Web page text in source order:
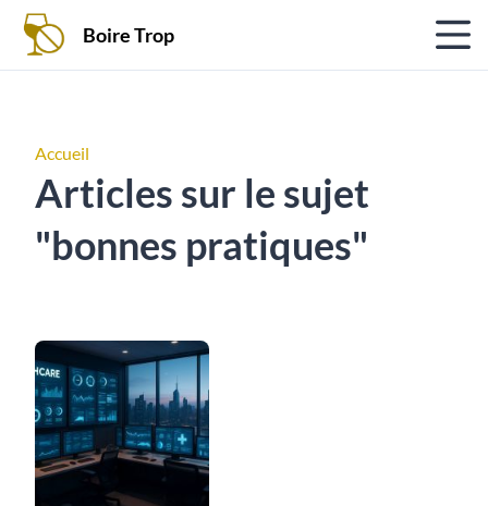
Boire Trop
Accueil
Articles sur le sujet
"bonnes pratiques"